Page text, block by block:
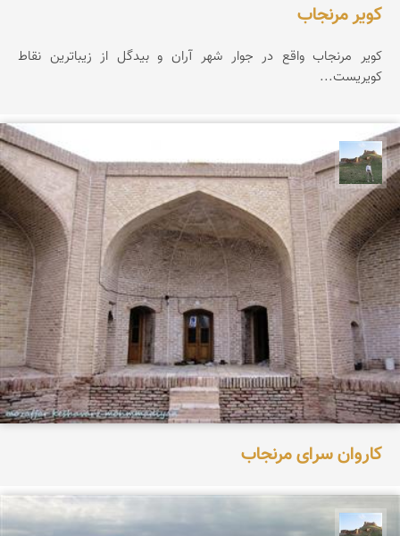
کویر مرنجاب
کویر مرنجاب واقع در جوار شهر آران و بیدگل از زیباترین نقاط
کویریست...
مظفر کشاورزمحمدیان
کاروان سرای مرنجاب